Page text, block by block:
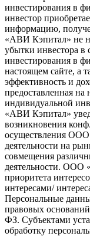
инвестирования в
инвестор
информацию,
«АВИ Кэпитал» не
убытки инвестора в
инвестирования в
настоящем сайте, а
эффективность и
предоставленная на
индивидуальной
«АВИ Кэпитал»
возникновения
осуществления
деятельности на
совмещения
деятельности. ООО
приоритета
интересами/
Персональные
правовых оснований
ФЗ. Субъектами
обработку